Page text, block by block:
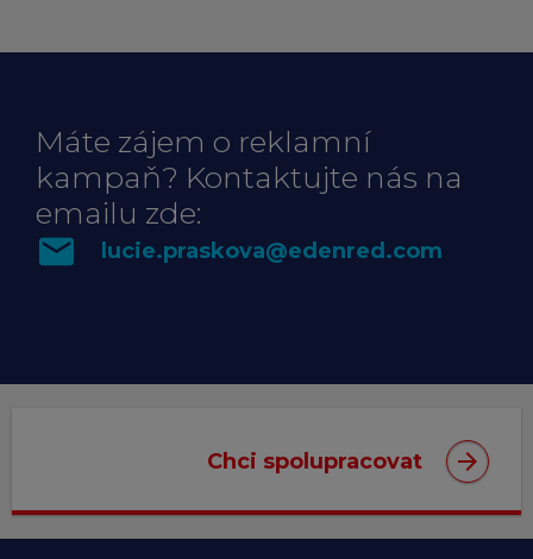
Máte zájem o reklamní
kampaň? Kontaktujte nás na
emailu zde:
email lucie.praskova@edenred.com
Chci spolupracovat arrow_forward